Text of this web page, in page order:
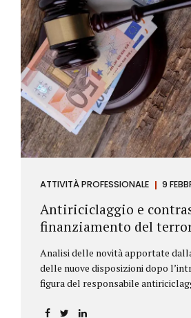
ATTIVITÀ PROFESSIONALE 9
Antiriciclaggio e
finanziamento del
Analisi delle novità apportate
delle nuove disposizioni dopo
figura del responsabile